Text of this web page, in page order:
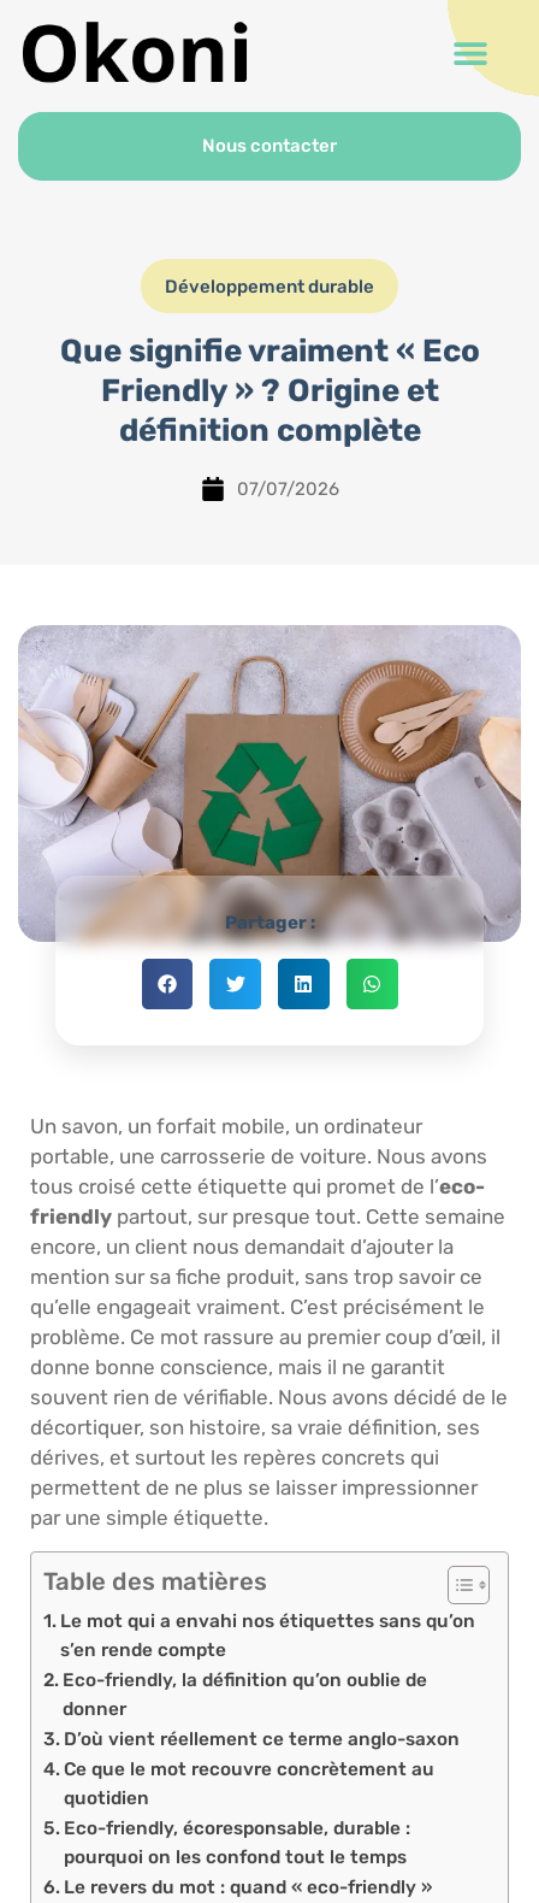
Nous contacter
Développement durable
Que signifie vraiment « Eco
Friendly » ? Origine et
définition complète
07/07/2026
Partager :
Un savon, un forfait mobile, un ordinateur
portable, une carrosserie de voiture. Nous avons
tous croisé cette étiquette qui promet de l’eco-
friendly partout, sur presque tout. Cette semaine
encore, un client nous demandait d’ajouter la
mention sur sa fiche produit, sans trop savoir ce
qu’elle engageait vraiment. C’est précisément le
problème. Ce mot rassure au premier coup d’œil, il
donne bonne conscience, mais il ne garantit
souvent rien de vérifiable. Nous avons décidé de le
décortiquer, son histoire, sa vraie définition, ses
dérives, et surtout les repères concrets qui
permettent de ne plus se laisser impressionner
par une simple étiquette.
Table des matières
Le mot qui a envahi nos étiquettes sans qu’on
s’en rende compte
Eco-friendly, la définition qu’on oublie de
donner
D’où vient réellement ce terme anglo-saxon
Ce que le mot recouvre concrètement au
quotidien
Eco-friendly, écoresponsable, durable :
pourquoi on les confond tout le temps
Le revers du mot : quand « eco-friendly »